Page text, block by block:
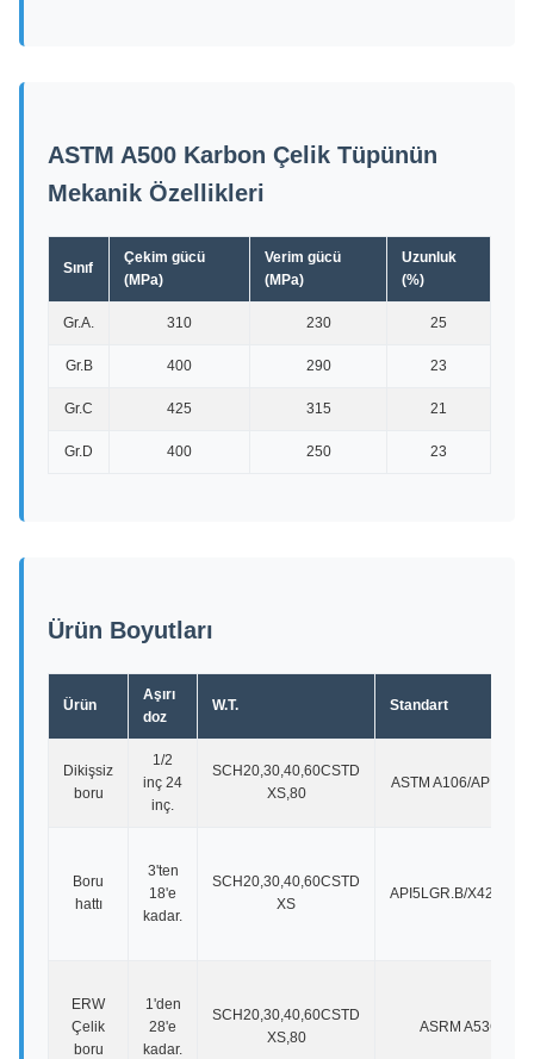
ASTM A500 Karbon Çelik Tüpünün
Mekanik Özellikleri
Sınıf
Çekim gücü
(MPa)
Verim gücü
(MPa)
Uzunluk
(%)
Gr.A. 310 230 25
Gr.B 400 290 23
Gr.C 425 315 21
Gr.D 400 250 23
Ürün Boyutları
Ürün
Aşırı
doz
W.T. Standart
Dikişsiz
boru
1/2
inç 24
inç.
SCH20,30,40,60CSTD
XS,80
ASTM A106/API 5L
Boru
hattı
3'ten
18'e
kadar.
SCH20,30,40,60CSTD
XS
API5LGR.B/
ERW
Çelik
boru
1'den
28'e
kadar.
SCH20,30,40,60CSTD
XS,80
ASRM A53GR.B